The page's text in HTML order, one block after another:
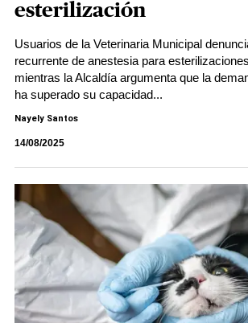
esterilización
Usuarios de la Veterinaria Municipal
recurrente de anestesia para
mientras la Alcaldía argumenta que la
ha superado su capacidad...
Nayely Santos
14/08/2025